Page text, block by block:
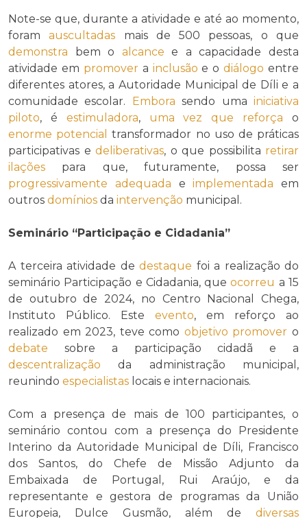
Note-se que, durante a atividade e até ao momento,
foramauscultadas mais de 500 pessoas, o que
demonstra bem o alcance e a capacidade desta
atividade em promovera inclusão e odiálogo entre
diferentes atores, a Autoridade Municipal de Díli e a
comunidade escolar.
Embora sendo umainiciativa
piloto, é estimuladora, uma vez que reforça o
enorme potencial
transformador no uso de práticas
participativas e deliberativas, o que possibilita retirar
ilações para que, futuramente, possa ser
progressivamente
adequada eimplementada em
outros domínios da intervenção municipal.
Seminário “Participação e Cidadania”
A terceira atividade de destaque foi a realização do
seminário Participação e Cidadania, queocorreu a 15
de outubro de 2024, no Centro Nacional Chega,
Instituto Público. Este evento, em reforço ao
realizado em 2023, teve como objetivo promover o
debate sobre a participação cidadã e a
descentralização da administração municipal,
reunindo especialistas locais e internacionais.
Com a presença de mais de 100 participantes, o
seminário contou com a presença do Presidente
Interino da Autoridade Municipal de Díli, Francisco
dos Santos, do Chefe de Missão Adjunto da
Embaixada de Portugal, Rui Araújo, e da
representante e gestora de programas da União
Europeia, Dulce Gusmão, além de diversas